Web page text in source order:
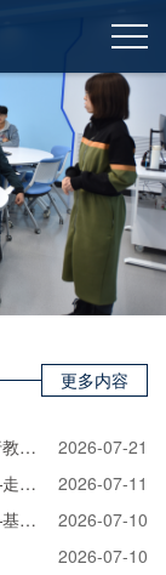
更多内容
匠心筑梦·薪火相传—智慧城市工程学院隆重举行教授荣休欢送仪式
2026-07-21
智慧城市工程学院举办2026名师讲堂第五期——走进装配式建筑
2026-07-11
智慧城市工程学院举办2026名师讲堂第四期——基于物理信息和深度学习的钢筋混凝土梁裂缝深度预测
2026-07-10
2026-07-10